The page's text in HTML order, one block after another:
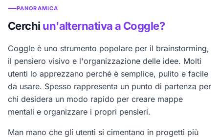
PANORAMICA
Cerchi un'alternativa a Coggle?
Coggle è uno strumento popolare per il brainstorming,
il pensiero visivo e l'organizzazione delle idee. Molti
utenti lo apprezzano perché è semplice, pulito e facile
da usare. Spesso rappresenta un punto di partenza per
chi desidera un modo rapido per creare mappe
mentali e organizzare i propri pensieri.
Man mano che gli utenti si cimentano in progetti più